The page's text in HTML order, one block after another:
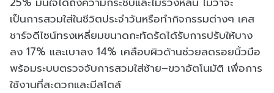
เป็นการสวมใส่ในชีวิตประจำวันหรือทำกิจกรรมต่างๆ เคส
ชาร์จดีไซน์ทรงเหลี่ยมขนาดกะทัดรัดได้รับการปรับให้บาง
ลง 17% และเบาลง 14% เคลือบผิวด้านช่วยลดรอยนิ้วมือ
พร้อมระบบตรวจจับการสวมใส่ซ้าย–ขวาอัตโนมัติ เพื่อการ
ใช้งานที่สะดวกและมีสไตล์